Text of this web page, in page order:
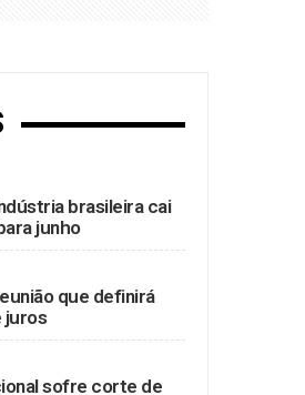
brasileira cai
junho
que definirá
juros
sofre corte de